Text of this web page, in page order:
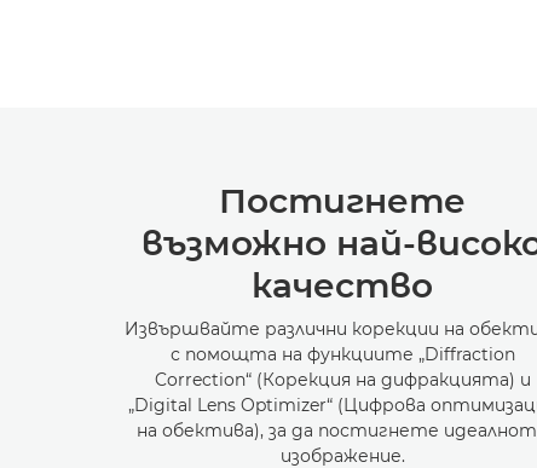
Постигнете
възможно най-
качество
Извършвайте различни корекции на
с помощта на функциите „Diffraction
Correction“ (Корекция на дифракцията) и
„Digital Lens Optimizer“ (Цифрова
на обектива), за да постигнете
изображение.